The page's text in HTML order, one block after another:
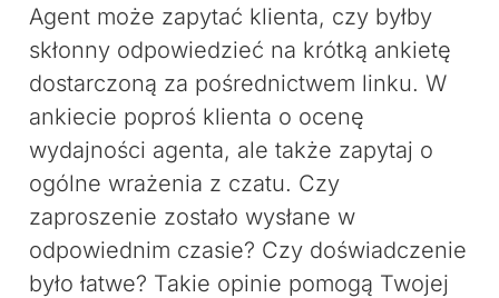
Agent może zapytać klienta, czy byłby
skłonny odpowiedzieć na krótką ankietę
dostarczoną za pośrednictwem linku. W
ankiecie poproś klienta o ocenę
wydajności agenta, ale także zapytaj o
ogólne wrażenia z czatu. Czy
zaproszenie zostało wysłane w
odpowiednim czasie? Czy doświadczenie
było łatwe? Takie opinie pomogą Twojej